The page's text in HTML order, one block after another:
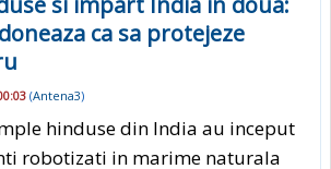
ca sa protejeze
(Antena3)
hinduse din India au inceput
robotizati in marime naturala